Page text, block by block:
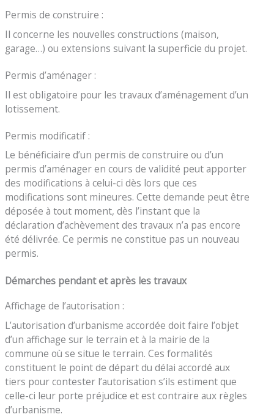
Permis de construire :
Il concerne les nouvelles constructions (maison,
garage…) ou extensions suivant la superficie du projet.
Permis d’aménager :
Il est obligatoire pour les travaux d’aménagement d’un
lotissement.
Permis modificatif :
Le bénéficiaire d’un permis de construire ou d’un
permis d’aménager en cours de validité peut apporter
des modifications à celui-ci dès lors que ces
modifications sont mineures. Cette demande peut être
déposée à tout moment, dès l’instant que la
déclaration d’achèvement des travaux n’a pas encore
été délivrée. Ce permis ne constitue pas un nouveau
permis.
Démarches pendant et après les travaux
Affichage de l’autorisation :
L’autorisation d’urbanisme accordée doit faire l’objet
d’un affichage sur le terrain et à la mairie de la
commune où se situe le terrain. Ces formalités
constituent le point de départ du délai accordé aux
tiers pour contester l’autorisation s’ils estiment que
celle-ci leur porte préjudice et est contraire aux règles
d’urbanisme.